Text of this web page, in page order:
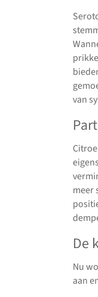
van
meer
De
Nu
aan